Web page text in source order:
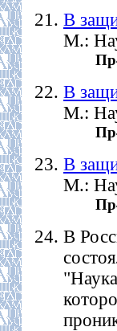
В
М.:
В
М.:
В
М.:
В